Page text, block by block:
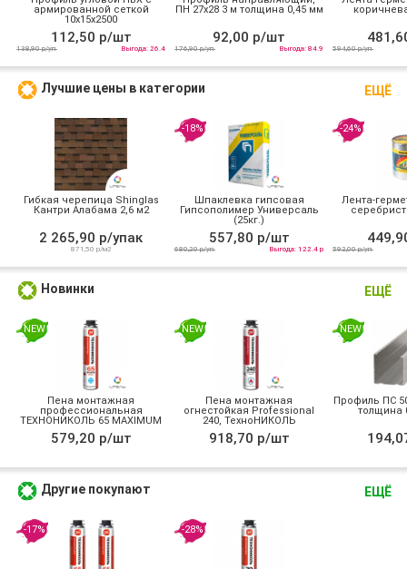
армированной сеткой
10х15x2500
112,50 р/шт
138,90 р/уп Выгода: 26.4
ПН 27х28 3 м толщина 0,45 мм
92,00 р/шт
176,90 р/уп Выгода: 84.9 594,60 р/уп
ЕЩЁ
Лучшие цены в категории
Гибкая черепица Shinglas
Кантри Алабама 2,6 м2
2 265,90 р/упак
871,50 р/м2
-18%
Шпаклевка гипсовая
Гипсополимер Универсаль
(25кг.)
557,80 р/шт
680,20 р/уп Выгода: 122.4 р
-24%
Лента-
592,00 р/уп
ЕЩЁ
Новинки
NEW
Пена монтажная
профессиональная
ТЕХНОНИКОЛЬ 65 MAXIMUM
зимняя
579,20 р/шт
NEW
Пена монтажная
огнестойкая Professional
240, ТехноНИКОЛЬ
918,70 р/шт
NEW
Профиль ПС
толщина
ЕЩЁ
Другие покупают
-17% -28%